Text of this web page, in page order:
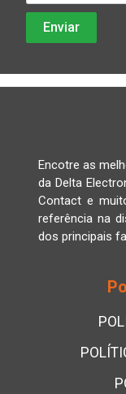
Encotre as
da Delta
Contact e
referência na
dos principais